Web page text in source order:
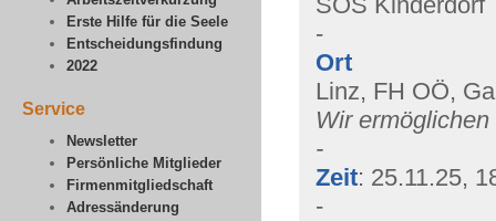
Erste Hilfe für die Seele
Entscheidungsfindung
2022
Service
Newsletter
Persönliche Mitglieder
Firmenmitgliedschaft
Adressänderung
-
Ort
Linz, FH OÖ,
Wir
-
Zeit: 25.11.25,
-